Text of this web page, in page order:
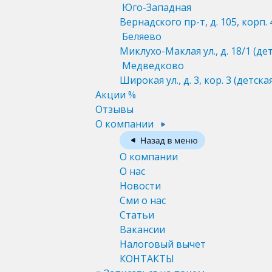
Юго-Западная
Вернадского пр-т, д. 105, корп.
Беляево
Миклухо-Маклая ул., д. 18/1
Медведково
Широкая ул., д. 3, кор. 3
Акции %
Отзывы
О компании
О компании
О нас
Новости
Сми о нас
Статьи
Вакансии
Налоговый вычет
КОНТАКТЫ